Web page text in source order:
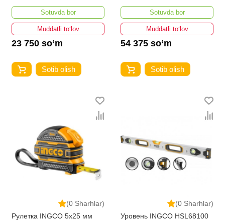
Sotuvda bor
Muddatli to‘lov
23 750 so‘m
Sotib olish
Sotuvda bor
Muddatli to‘lov
54 375 so‘m
Sotib olish
(0 Sharhlar)
Рулетка INGCO 5x25 мм
(0 Sharhlar)
Уровень INGCO HSL68100